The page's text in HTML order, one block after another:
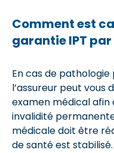
Comment est
garantie IPT par
En cas de
l’assureur peut vous
examen médical afin
invalidité
médicale doit être
de santé est stabilisé.